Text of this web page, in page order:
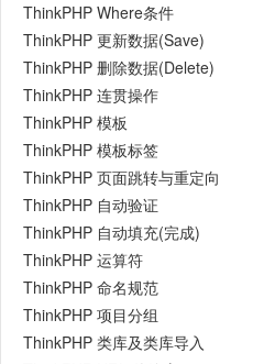
ThinkPHP Where条件
ThinkPHP 更新数据(Save)
ThinkPHP 删除数据(Delete)
ThinkPHP 连贯操作
ThinkPHP 模板
ThinkPHP 模板标签
ThinkPHP 页面跳转与重定向
ThinkPHP 自动验证
ThinkPHP 自动填充(完成)
ThinkPHP 运算符
ThinkPHP 命名规范
ThinkPHP 项目分组
ThinkPHP 类库及类库导入